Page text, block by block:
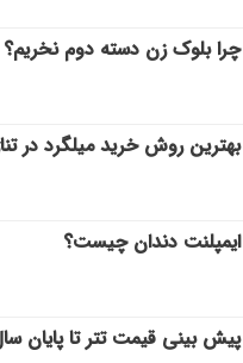
چرا بلوک زن دسته دوم نخریم؟
بهترین روش خرید میلگرد در تناژ
ایمپلنت دندان چیست؟
پیش بینی قیمت تتر تا پایان سال